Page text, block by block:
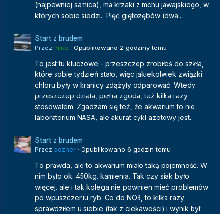
(najpewniej samica), ma krzaki z mchu jawajskiego, w
których sobie siedzi. Pięć giętozębów (dwa...
Start z brudem
Przez hilux · Opublikowano 2 godziny temu
To jest tu kluczowe - przeszczep zrobiłeś do szkła,
które sobie tydzień stało, więc jakiekolwiek związki
chloru były w kranicy zdążyły odparować. Wtedy
przeszczep działa, pełna zgoda, też kilka razy
stosowałem. Zgadzam się też, że akwarium to nie
laboratorium NASA, ale akurat cykl azotowy jest...
Start z brudem
Przez pozner · Opublikowano 6 godzin temu
To prawda, ale to akwarium miało taką pojemność. W
nim było ok. 450kg. kamienia. Tak czy siak było
więcej, ale i tak kolega nie powinien mieć problemów
po wpuszczeniu ryb. Co do NO3, to kilka razy
sprawdziłem u siebie (tak z ciekawości) i wynik był